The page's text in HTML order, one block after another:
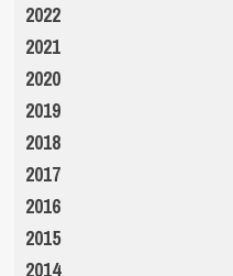
2022
2021
2020
2019
2018
2017
2016
2015
2014